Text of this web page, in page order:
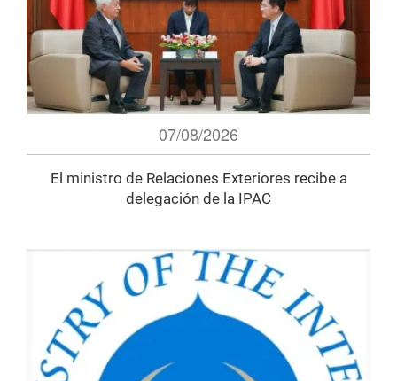
07/08/2026
El ministro de Relaciones Exteriores recibe a
delegación de la IPAC